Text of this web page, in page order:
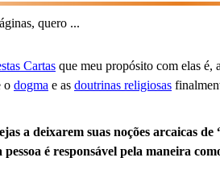
quero ...
Cartas que meu propósito com elas é,
o dogma e as doutrinas religiosas
a deixarem suas noções arcaicas de
é responsável pela maneira